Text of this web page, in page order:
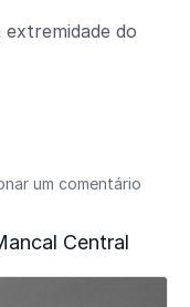
do
um comentário
Central